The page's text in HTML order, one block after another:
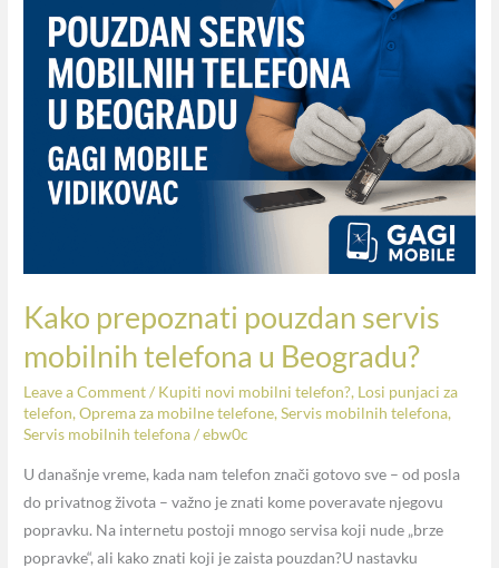
Kako prepoznati pouzdan servis
mobilnih telefona u Beogradu?
Leave a Comment/ Kupiti novi mobilni telefon?, Losi punjaci za
telefon,Oprema za mobilne telefone,Servis mobilnih telefona,
Servis mobilnih telefona/ebw0c
U današnje vreme, kada nam telefon znači gotovo sve – od posla
do privatnog života – važno je znati kome poveravate njegovu
popravku. Na internetu postoji mnogo servisa koji nude „brze
popravke“, ali kako znati koji je zaista pouzdan?U nastavku
prepoznati
pouzdan
servis
mobilnih
telefona
Beogradu?